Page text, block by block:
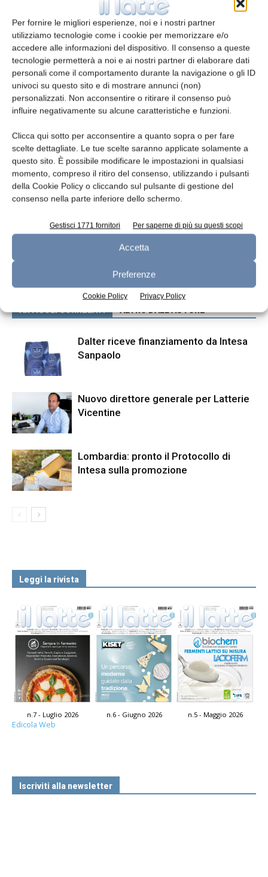
Per fornire le migliori esperienze, noi e i nostri partner
utilizziamo tecnologie come i cookie per memorizzare e/o
accedere alle informazioni del dispositivo. Il consenso a queste
tecnologie permetterà a noi e ai nostri partner di elaborare dati
personali come il comportamento durante la navigazione o gli ID
univoci su questo sito e di mostrare annunci (non)
personalizzati. Non acconsentire o ritirare il consenso può
influire negativamente su alcune caratteristiche e funzioni.
Clicca qui sotto per acconsentire a quanto sopra o per fare
scelte dettagliate. Le tue scelte saranno applicate solamente a
questo sito. È possibile modificare le impostazioni in qualsiasi
momento, compreso il ritiro del consenso, utilizzando i pulsanti
della Cookie Policy o cliccando sul pulsante di gestione del
consenso nella parte inferiore dello schermo.
Gestisci 1771 fornitori Per saperne di più su questi scopi
Accetta
Preferenze
Cookie Policy Privacy Policy
latte a una nota di mirtillo. Disponibile nel
banco frigo fino a fine luglio 2025, la limited
edition ha un pack distintivo, con elementi di
design cromatico che richiamano il nuovo
gusto al mirtillo.
TAGS Ferrero
Articolo precedente
Utili solidi per Fonterra
Articolo successivo
ILPRA: ricavi 2024 a doppia
ARTICOLI CORRELATI ALTRO DALL'AUTORE
Dalter riceve finanziamento da Intesa
Sanpaolo
Nuovo direttore generale per Latterie
Vicentine
Lombardia: pronto il Protocollo di
Intesa sulla promozione
Leggi la rivista
n.7 - Luglio 2026 n.6 - Giugno 2026 n.5 - Maggio 2026
Edicola Web
Iscriviti alla newsletter